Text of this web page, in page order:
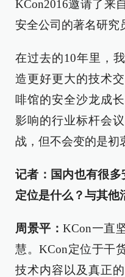
KCon2016邀请了来
安全公司的著名研究
在过去的10年里，
造更好更大的技术
啡馆的安全沙龙成
影响的行业标杆会
战，但不会变的是初
记者：国内也有很
定位是什么？与其他
周景平： KCon一直
慧。KCon定位于干
技术内容以及真正